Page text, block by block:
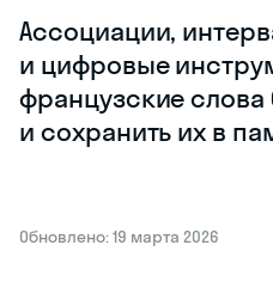
Ассоциации,
и цифровые
французские
и сохранить их в
Обновлено: 19 марта 2026